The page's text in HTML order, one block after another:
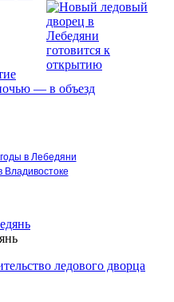
— в объезд
в Лебедяни
Владивостоке